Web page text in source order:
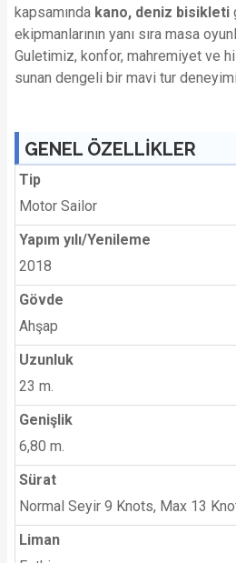
kapsamında kano, deniz bisikleti
ekipmanlarının yanı sıra masa
Guletimiz, konfor, mahremiyet ve
sunan dengeli bir mavi tur
GENEL ÖZELLİKLER
Tip
Motor Sailor
Yapım yılı/Yenileme
2018
Gövde
Ahşap
Uzunluk
23 m.
Genişlik
6,80 m.
Sürat
Normal Seyir 9 Knots, Max 13
Liman